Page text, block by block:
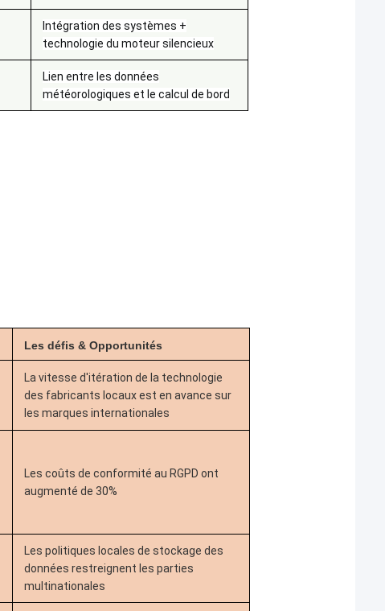
Intégration des systèmes +
technologie du moteur silencieux
Lien entre les données
météorologiques et le calcul de bord
Les défis & Opportunités
La vitesse d'itération de la technologie
des fabricants locaux est en avance sur
les marques internationales
Les coûts de conformité au RGPD ont
augmenté de 30%
Les politiques locales de stockage des
données restreignent les parties
multinationales